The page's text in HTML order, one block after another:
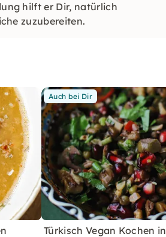
hilft er Dir, natürlich
zuzubereiten.
Auch bei Dir
Türkisch Vegan Kochen in